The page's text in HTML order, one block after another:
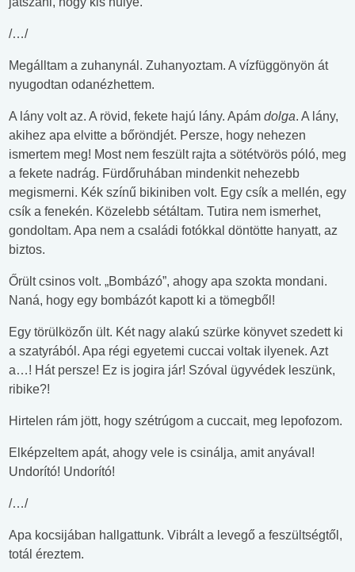
/…/
Megálltam a zuhanynál. Zuhanyoztam. A vízfüggönyön át
nyugodtan odanézhettem.
A lány volt az. A rövid, fekete hajú lány. Apám dolga. A lány,
akihez apa elvitte a bőröndjét. Persze, hogy nehezen
ismertem meg! Most nem feszült rajta a sötétvörös póló, meg
a fekete nadrág. Fürdőruhában mindenkit nehezebb
megismerni. Kék színű bikiniben volt. Egy csík a mellén, egy
csík a fenekén. Közelebb sétáltam. Tutira nem ismerhet,
gondoltam. Apa nem a családi fotókkal döntötte hanyatt, az
biztos.
Őrült csinos volt. „Bombázó”, ahogy apa szokta mondani.
Naná, hogy egy bombázót kapott ki a tömegből!
Egy törülközőn ült. Két nagy alakú szürke könyvet szedett ki
a szatyrából. Apa régi egyetemi cuccai voltak ilyenek. Azt
a…! Hát persze! Ez is jogira jár! Szóval ügyvédek leszünk,
ribike?!
Hirtelen rám jött, hogy szétrúgom a cuccait, meg lepofozom.
Elképzeltem apát, ahogy vele is csinálja, amit anyával!
Undorító! Undorító!
/…/
Apa kocsijában hallgattunk. Vibrált a levegő a feszültségtől,
totál éreztem.